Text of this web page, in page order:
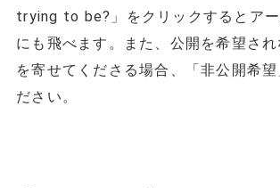
trying to be?」をクリックするとア
にも飛べます。また、公開を希望され
を寄せてくださる場合、「非公開希望
ださい。